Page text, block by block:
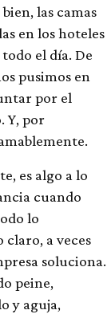
las camas
en los hoteles
el día. De
pusimos en
por el
Y, por
es algo a lo
cuando
lo
claro, a veces
soluciona.
peine,
y aguja,